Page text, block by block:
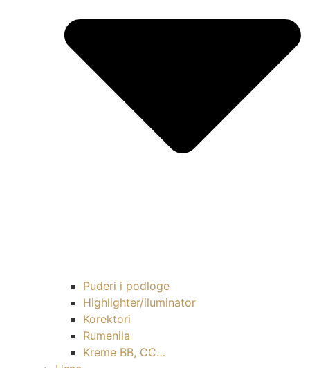
Puderi i podloge
Highlighter/iluminator
Korektori
Rumenila
Kreme BB, CC…